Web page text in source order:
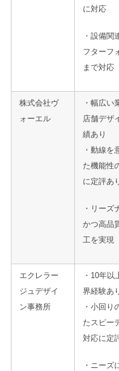
に対応
・設備関
フターフ
まで対応
株式会社ヴ
ォーエル
・幅広い
店舗デザ
績あり
・動線を
た機能性
に定評あ
・リーズ
かつ高品
工を実現
エクレラー
ジュデザイ
ン事務所
・10年以
界経験あ
・小回り
たスピー
対応に定
・ニーズ